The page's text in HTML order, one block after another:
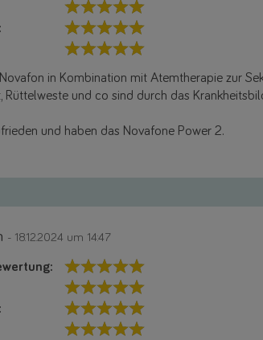
in Kombination mit Atemtherapie zur
Rüttelweste und co sind durch das
und haben das Novafone Power 2.
- 18.12.2024 um 14:47